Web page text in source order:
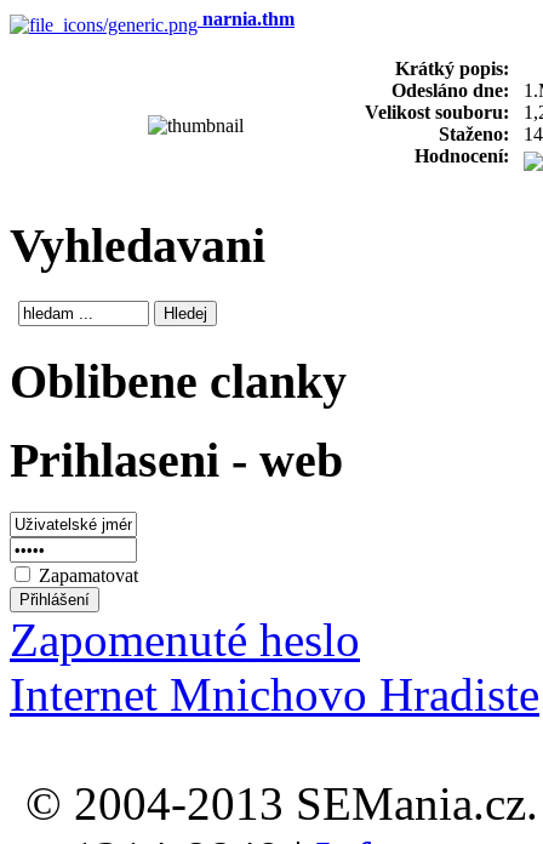
narnia.thm
Krátký popis:
Odesláno dne:
Velikost souboru:
Staženo:
Hodnocení:
Vyhledavani
Oblibene clanky
Prihlaseni - web
Zapamatovat
Zapomenuté heslo
Internet Mnichovo Hradiste
© 2004-2013